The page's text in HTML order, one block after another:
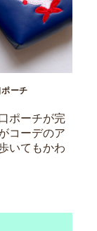
ーチ
ポーチが完
コーデのア
いてもかわ